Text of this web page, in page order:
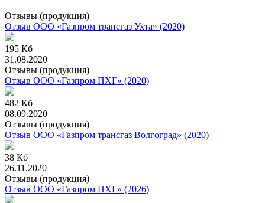
Отзывы (продукция)
Отзыв ООО «Газпром трансгаз Ухта» (2020)
195 Кб
31.08.2020
Отзывы (продукция)
Отзыв ООО «Газпром ПХГ» (2020)
482 Кб
08.09.2020
Отзывы (продукция)
Отзыв ООО «Газпром трансгаз Волгоград» (2020)
38 Кб
26.11.2020
Отзывы (продукция)
Отзыв ООО «Газпром ПХГ» (2026)